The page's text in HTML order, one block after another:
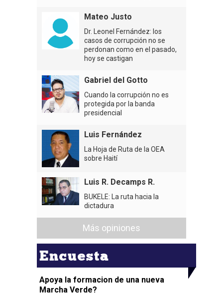
Mateo Justo
Dr. Leonel Fernández: los
casos de corrupción no se
perdonan como en el pasado,
hoy se castigan
Gabriel del Gotto
Cuando la corrupción no es
protegida por la banda
presidencial
Luis Fernández
La Hoja de Ruta de la OEA
sobre Haití
Luis R. Decamps R.
BUKELE: La ruta hacia la
dictadura
Más opiniones
Encuesta
Apoya la formacion de una nueva
Marcha Verde?